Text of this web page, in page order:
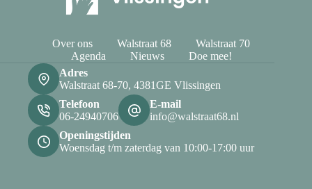
Over ons Walstraat 68
Walstraat 70
Agenda
Nieuws
Doe mee!
Adres
Walstraat 68-70, 4381GE Vlissingen
Telefoon
06-24940706
E-mail
info@walstraat68.nl
Openingstijden
Woensdag t/m zaterdag van 10:00-17:00 uur